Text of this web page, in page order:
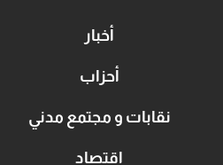
أخبار
أحزاب
نقابات و مجتمع مدني
اقتصاد